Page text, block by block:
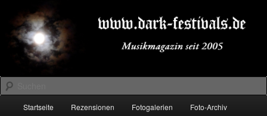
primären
Inhalt
springen
sekundären
Inhalt
springenDARK-FESTIVALS.DE
Suchen
Startseite Rezensionen Fotogalerien Foto-Archiv